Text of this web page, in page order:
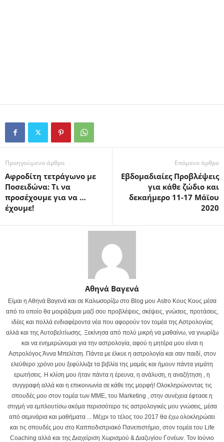
Προηγούμενο άρθρο
Αφροδίτη τετράγωνο με
Ποσειδώνα: Τι να
προσέχουμε για να …
έχουμε!
Επόμενο άρθρο
Εβδομαδιαίες Προβλέψεις
για κάθε ζώδιο και
δεκαήμερο 11-17 Μάϊου
2020
Αθηνά Βαγενά
Είμαι η Αθηνά Βαγενά και σε Καλωσορίζω στο Blog μου Astro Κους Κους μέσα
από το οποίο θα μοιράζομαι μαζί σου προβλέψεις, σκέψεις, γνώσεις, προτάσεις,
ιδέες και πολλά ενδιαφέροντα νέα που αφορούν τον τομέα της Αστρολογίας
αλλά και της Αυτοβελτίωσης. Ξεκίνησα από πολύ μικρή να μαθαίνω, να γνωρίζω
και να ενημερώνομαι για την αστρολογία, αφού η μητέρα μου είναι η
Αστρολόγος Άννα Μπελίτση. Πάντα με έλκυε η αστρολογία και σαν παιδί, στον
ελεύθερο χρόνο μου ξεφύλλιζα τα βιβλία της μαμάς και ήμουν πάντα γεμάτη
ερωτήσεις. Η κλίση μου ήταν πάντα η έρευνα, η ανάλυση, η αναζήτηση , η
συγγραφή αλλά και η επικοινωνία σε κάθε της μορφή! Ολοκληρώνοντας τις
σπουδές μου στον τομέα των ΜΜΕ, του Marketing , στην συνέχεια έφτασε η
στιγμή να εμπλουτίσω ακόμα περισσότερο τις αστρολογικές μου γνώσεις, μέσα
από σεμινάρια και μαθήματα ... Μέχρι το τέλος του 2017 θα έχω ολοκληρώσει
και τις σπουδές μου στο Καπποδιστριακό Πανεπιστήμιο, στον τομέα του Life
Coaching αλλά και της Διαχείριση Χωρισμού & Διαζυγίου Γονέων. Τον Ιούνιο